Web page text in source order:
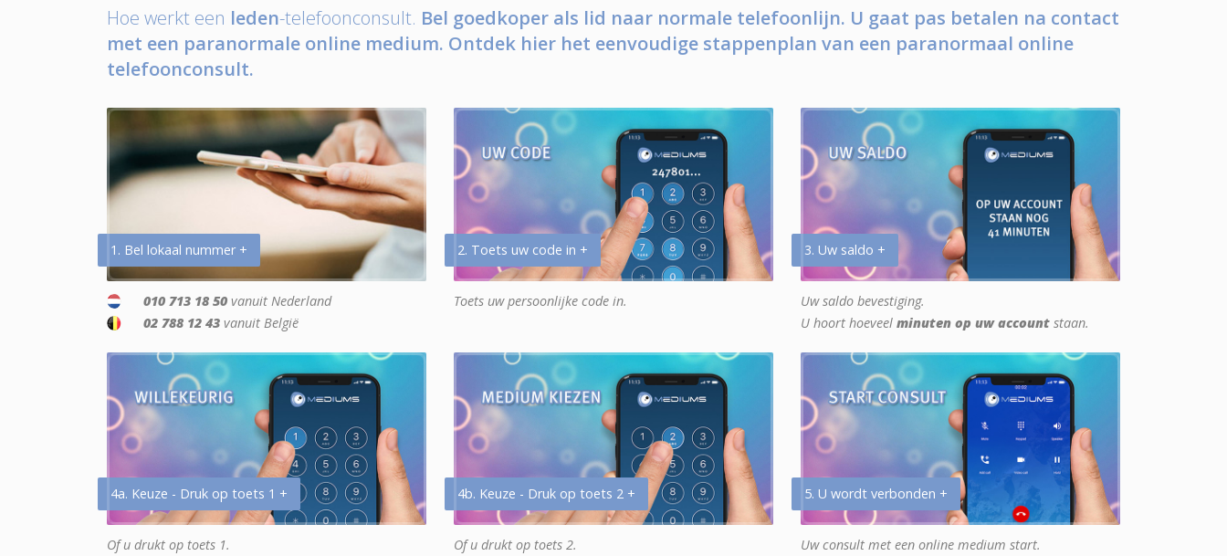
Hoe werkt een leden-telefoonconsult. Bel goedkoper als lid naar normale telefoonlijn. U gaat pas betalen na contact
met een paranormale online medium. Ontdek hier het eenvoudige stappenplan van een paranormaal online
telefoonconsult.
1. Bel lokaal nummer +
010 713 18 50 vanuit Nederland
02 788 12 43 vanuit België
2. Toets uw code in +
Toets uw persoonlijke code in.
3. Uw saldo +
Uw saldo bevestiging.
U hoort hoeveel minuten op uw account staan.
4a. Keuze - Druk op toets 1 +
Of u drukt op toets 1.
4b. Keuze - Druk op toets 2 +
Of u drukt op toets 2.
5. U wordt verbonden +
Uw consult met een online medium start.